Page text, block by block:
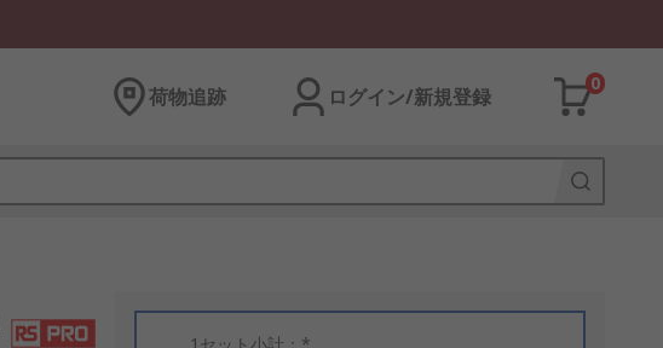
荷物追跡 ログイン/新規登録
0